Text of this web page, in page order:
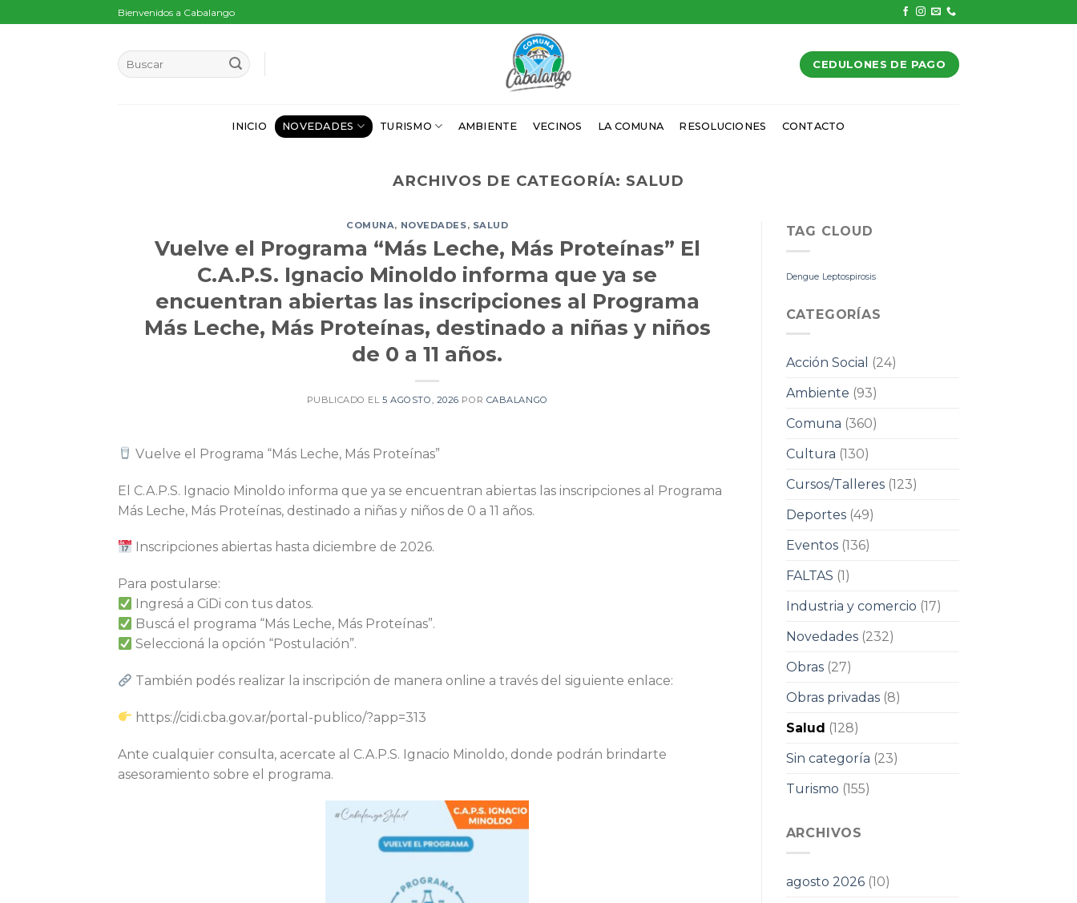
to
Bienvenidos a Cabalango
CEDULONES DE PAGO
INICIO NOVEDADES TURISMO AMBIENTE VECINOS LA COMUNA RESOLUCIONES CONTACTO
ARCHIVOS DE CATEGORÍA: SALUD
COMUNA, NOVEDADES, SALUD
Vuelve el Programa “Más Leche, Más Proteínas” El
C.A.P.S. Ignacio Minoldo informa que ya se
encuentran abiertas las inscripciones al Programa
Más Leche, Más Proteínas, destinado a niñas y niños
de 0 a 11 años.
PUBLICADO EL5 AGOSTO, 2026 POR CABALANGO
Vuelve el Programa “Más Leche, Más Proteínas”
El C.A.P.S. Ignacio Minoldo informa que ya se encuentran abiertas las inscripciones al Programa
Más Leche, Más Proteínas, destinado a niñas y niños de 0 a 11 años.
Inscripciones abiertas hasta diciembre de 2026.
Para postularse:
Ingresá a CiDi con tus datos.
Buscá el programa “Más Leche, Más Proteínas”.
Seleccioná la opción “Postulación”.
También podés realizar la inscripción de manera online a través del siguiente enlace:
https://cidi.cba.gov.ar/portal-publico/?app=313
Ante cualquier consulta, acercate al C.A.P.S. Ignacio Minoldo, donde podrán brindarte
asesoramiento sobre el programa.
TAG CLOUD
Dengue Leptospirosis
CATEGORÍAS
Acción Social
(24)
Ambiente (93)
Comuna (360)
Cultura (130)
Cursos/Talleres(123)
Deportes(49)
Eventos(136)
FALTAS (1)
Industria y comercio (17)
Novedades(232)
Obras(27)
Obras privadas(8)
Salud (128)
Sin categoría (23)
Turismo (155)
ARCHIVOS
agosto 2026(10)